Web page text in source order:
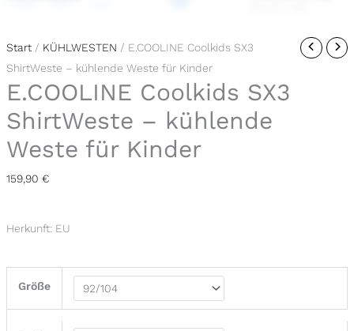
Start/ KÜHLWESTEN / E.COOLINE Coolkids SX3
ShirtWeste – kühlende Weste für Kinder
E.COOLINE Coolkids SX3
ShirtWeste – kühlende
Weste für Kinder
159,90 €
Herkunft: EU
Größe
E.COOLINE
Coolkids
SX3
-
kühlende
Menge